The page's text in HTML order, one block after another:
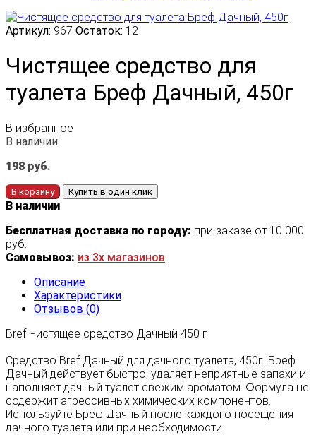
Артикул: 967 Остаток: 12
Чистящее средство для
туалета Бреф Дачный, 450г
В избранное
В наличии
198 руб.
В корзину Купить в один клик
В наличии
Бесплатная доставка по городу: при заказе от 10 000
руб.
Самовывоз: из 3х магазинов
Описание
Характеристики
Отзывов (0)
Bref Чистящее средство Дачный 450 г
Средство Bref Дачный для дачного туалета, 450г. Бреф
Дачный действует быстро, удаляет неприятные запахи и
наполняет дачный туалет свежим ароматом. Формула не
содержит агрессивных химических компонентов.
Используйте Бреф Дачный после каждого посещения
дачного туалета или при необходимости.